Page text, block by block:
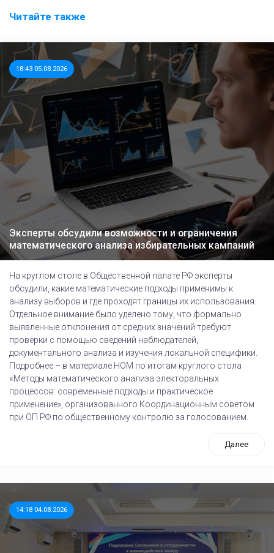
Читайте также
18:43 05.08.2026
Эксперты обсудили возможности и ограничения
математического анализа избирательных кампаний
На круглом столе в Общественной палате РФ эксперты
обсудили, какие математические подходы применимы к
анализу выборов и где проходят границы их использования.
Отдельное внимание было уделено тому, что формально
выявленные отклонения от средних значений требуют
проверки с помощью сведений наблюдателей,
документального анализа и изучения локальной специфики.
Подробнее – в материале НОМ по итогам круглого стола
«Методы математического анализа электоральных
процессов: современные подходы и практическое
применение», организованного Координационным советом
при ОП РФ по общественному контролю за голосованием.
Далее
14:18 04.08.2026